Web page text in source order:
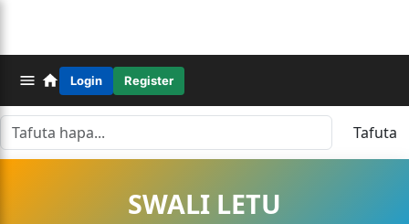
Login Register
Tafuta
SWALI LETU